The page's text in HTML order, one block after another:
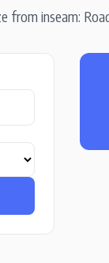
from inseam: